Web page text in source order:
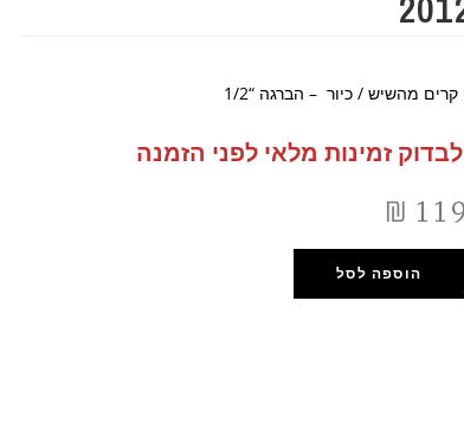
מהשיש / כיור – הברגה “1/2
זמינות מלאי לפני הזמנה
₪
הוספה לסל